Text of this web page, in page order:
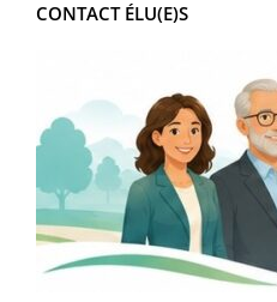
CONTACT ÉLU(E)S